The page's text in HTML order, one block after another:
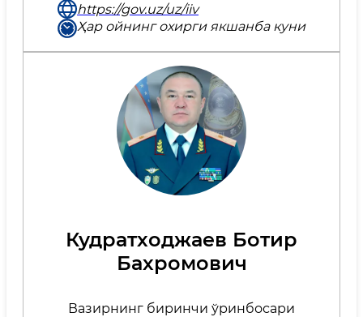
https://gov.uz/uz/iiv
Ҳар ойнинг охирги якшанба куни
Кудратходжаев Ботир
Бахромович
Вазирнинг биринчи ўринбосари